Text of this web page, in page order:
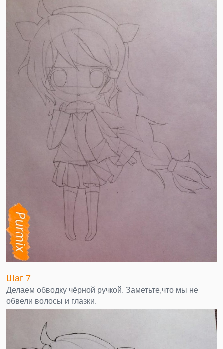
Шаг 7
Делаем обводку чёрной ручкой. Заметьте,что мы не
обвели волосы и глазки.